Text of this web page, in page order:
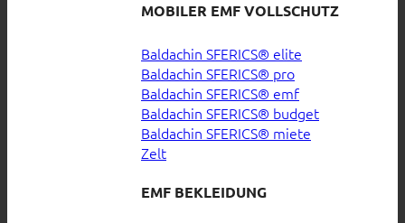
MOBILER EMF VOLLSCHUTZ
Baldachin SFERICS® elite
Baldachin SFERICS® pro
Baldachin SFERICS® emf
Baldachin SFERICS® budget
Baldachin SFERICS® miete
Zelt
EMF BEKLEIDUNG